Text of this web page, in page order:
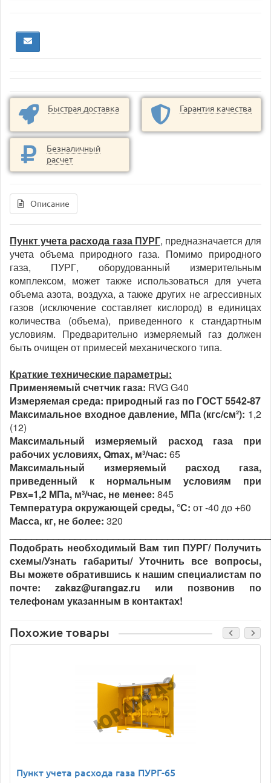
Быстрая доставка Гарантия качества
Безналичный
расчет
Описание
Пункт учета расхода газа ПУРГ, предназначается для
учета объема природного газа. Помимо природного
газа, ПУРГ, оборудованный измерительным
комплексом, может также использоваться для учета
объема азота, воздуха, а также других не агрессивных
газов (исключение составляет кислород) в единицах
количества (объема), приведенного к стандартным
условиям. Предварительно измеряемый газ должен
быть очищен от примесей механического типа.
Краткие технические параметры:
Применяемый счетчик газа: RVG G40
Измеряемая среда: природный газ по ГОСТ 5542-87
Максимальное входное давление, МПа (кгс/см²): 1,2
(12)
Максимальный измеряемый расход газа при
рабочих условиях, Qmax, м³/час: 65
Максимальный измеряемый расход газа,
приведенный к нормальным условиям при
Рвх=1,2 МПа, м³/час, не менее: 845
Температура окружающей среды, °С: от -40 до +60
Масса, кг, не более: 320
Подобрать необходимый Вам тип ПУРГ/ Получить
схемы/Узнать габариты/ Уточнить все вопросы,
Вы можете обратившись к нашим специалистам по
почте: zakaz@urangaz.ru или позвонив по
телефонам указанным в контактах!
Похожие товары
Пункт учета расхода газа ПУРГ-65